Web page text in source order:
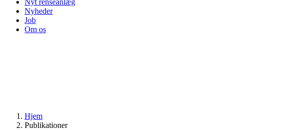
Nyt renseanlæg
Nyheder
Job
Om os
Hjem
Publikationer